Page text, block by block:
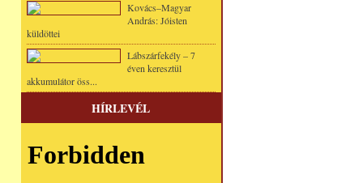
Kovács–Magyar
András: Jóisten
küldöttei
Lábszárfekély – 7
éven keresztül
akkumulátor öss...
HÍRLEVÉL